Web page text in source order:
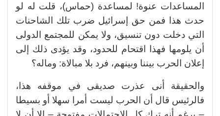
المساعدات عنوة! لمساعدة (حماس)، قلت له لو
حدث هذا فمن حق إسرائيل ضرب تلك الشاحنات
التي دخلت دون تنسيق، ولا يمكن للمجتمع الدولى
أن يلومها فهذا اقتحام للحدود، وقد يؤدى ذلك إلى
إعلان الحرب بيننا وبينهم، فرد بلا مبالاة: وماله؟
والحقيقة أنى عذرت صديقى في موقفه هذا،
فالرئيس قال أن الحرب ليست أمرا سهلا أو بسيطا